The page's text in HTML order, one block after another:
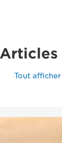
Articles
Tout afficher